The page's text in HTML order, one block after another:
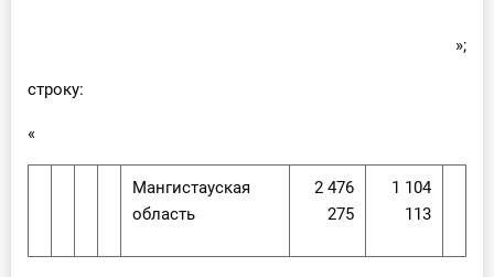
»;
строку:
«
Мангистауская
область
2 476
275
1 104
113